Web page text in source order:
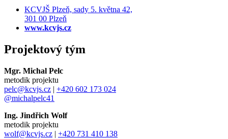
KCVJŠ Plzeň, sady 5. května 42,
301 00 Plzeň
www.kcvjs.cz
Projektový tým
Mgr. Michal Pelc
metodik projektu
pelc@kcvjs.cz | +420 602 173 024
@michalpelc41
Ing. Jindřich Wolf
metodik projektu
wolf@kcvjs.cz | +420 731 410 138